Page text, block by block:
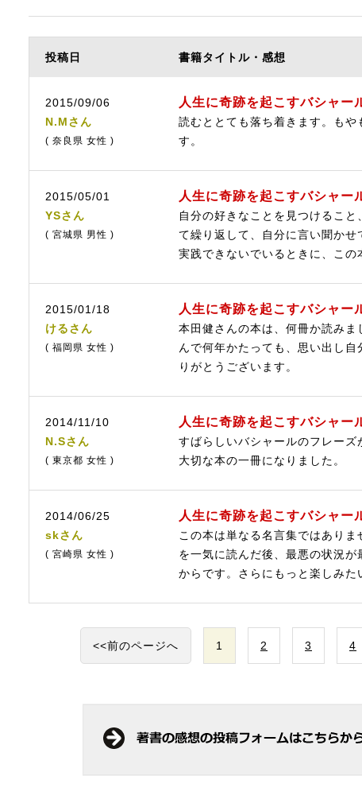
投稿日 書籍タイトル・感想
2015/09/06
N.Mさん
( 奈良県 女性 )
人生に奇跡を起こすバシャー
読むととても落ち着きます。もや
す。
2015/05/01
YSさん
( 宮城県 男性 )
人生に奇跡を起こすバシャー
自分の好きなことを見つけるこ
て繰り返して、自分に言い聞か
実践できないでいるときに、この
2015/01/18
けるさん
( 福岡県 女性 )
人生に奇跡を起こすバシャー
本田健さんの本は、何冊か読み
んで何年かたっても、思い出し
りがとうございます。
2014/11/10
N.Sさん
( 東京都 女性 )
人生に奇跡を起こすバシャー
すばらしいバシャールのフレーズ
大切な本の一冊になりました。
2014/06/25
skさん
( 宮崎県 女性 )
人生に奇跡を起こすバシャー
この本は単なる名言集ではあり
を一気に読んだ後、最悪の状況
からです。さらにもっと楽しみた
<<前のページへ 1 2 3 4